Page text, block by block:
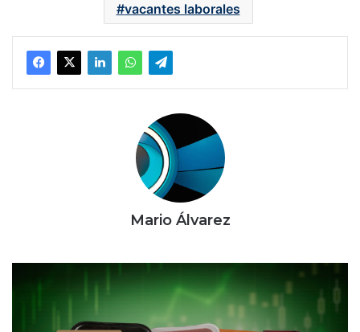
vacantes laborales
Mario Álvarez